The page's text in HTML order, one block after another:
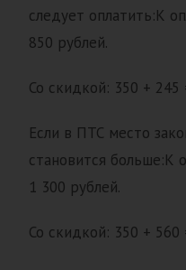
следует оплатить:К
850 рублей.
Со скидкой: 350 + 245
Если в ПТС место
становится больше:К
1 300 рублей.
Со скидкой: 350 + 560